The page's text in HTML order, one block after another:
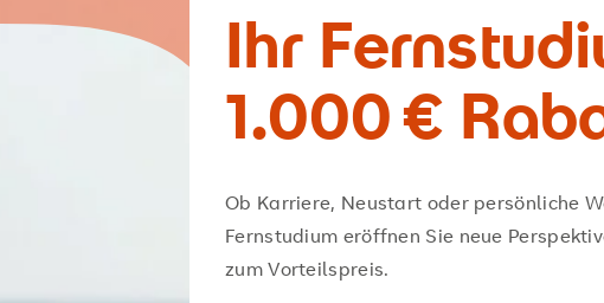
Ihr
1.000 €
Ob Karriere, Neustart oder persönliche
Fernstudium eröffnen Sie neue
zum Vorteilspreis.